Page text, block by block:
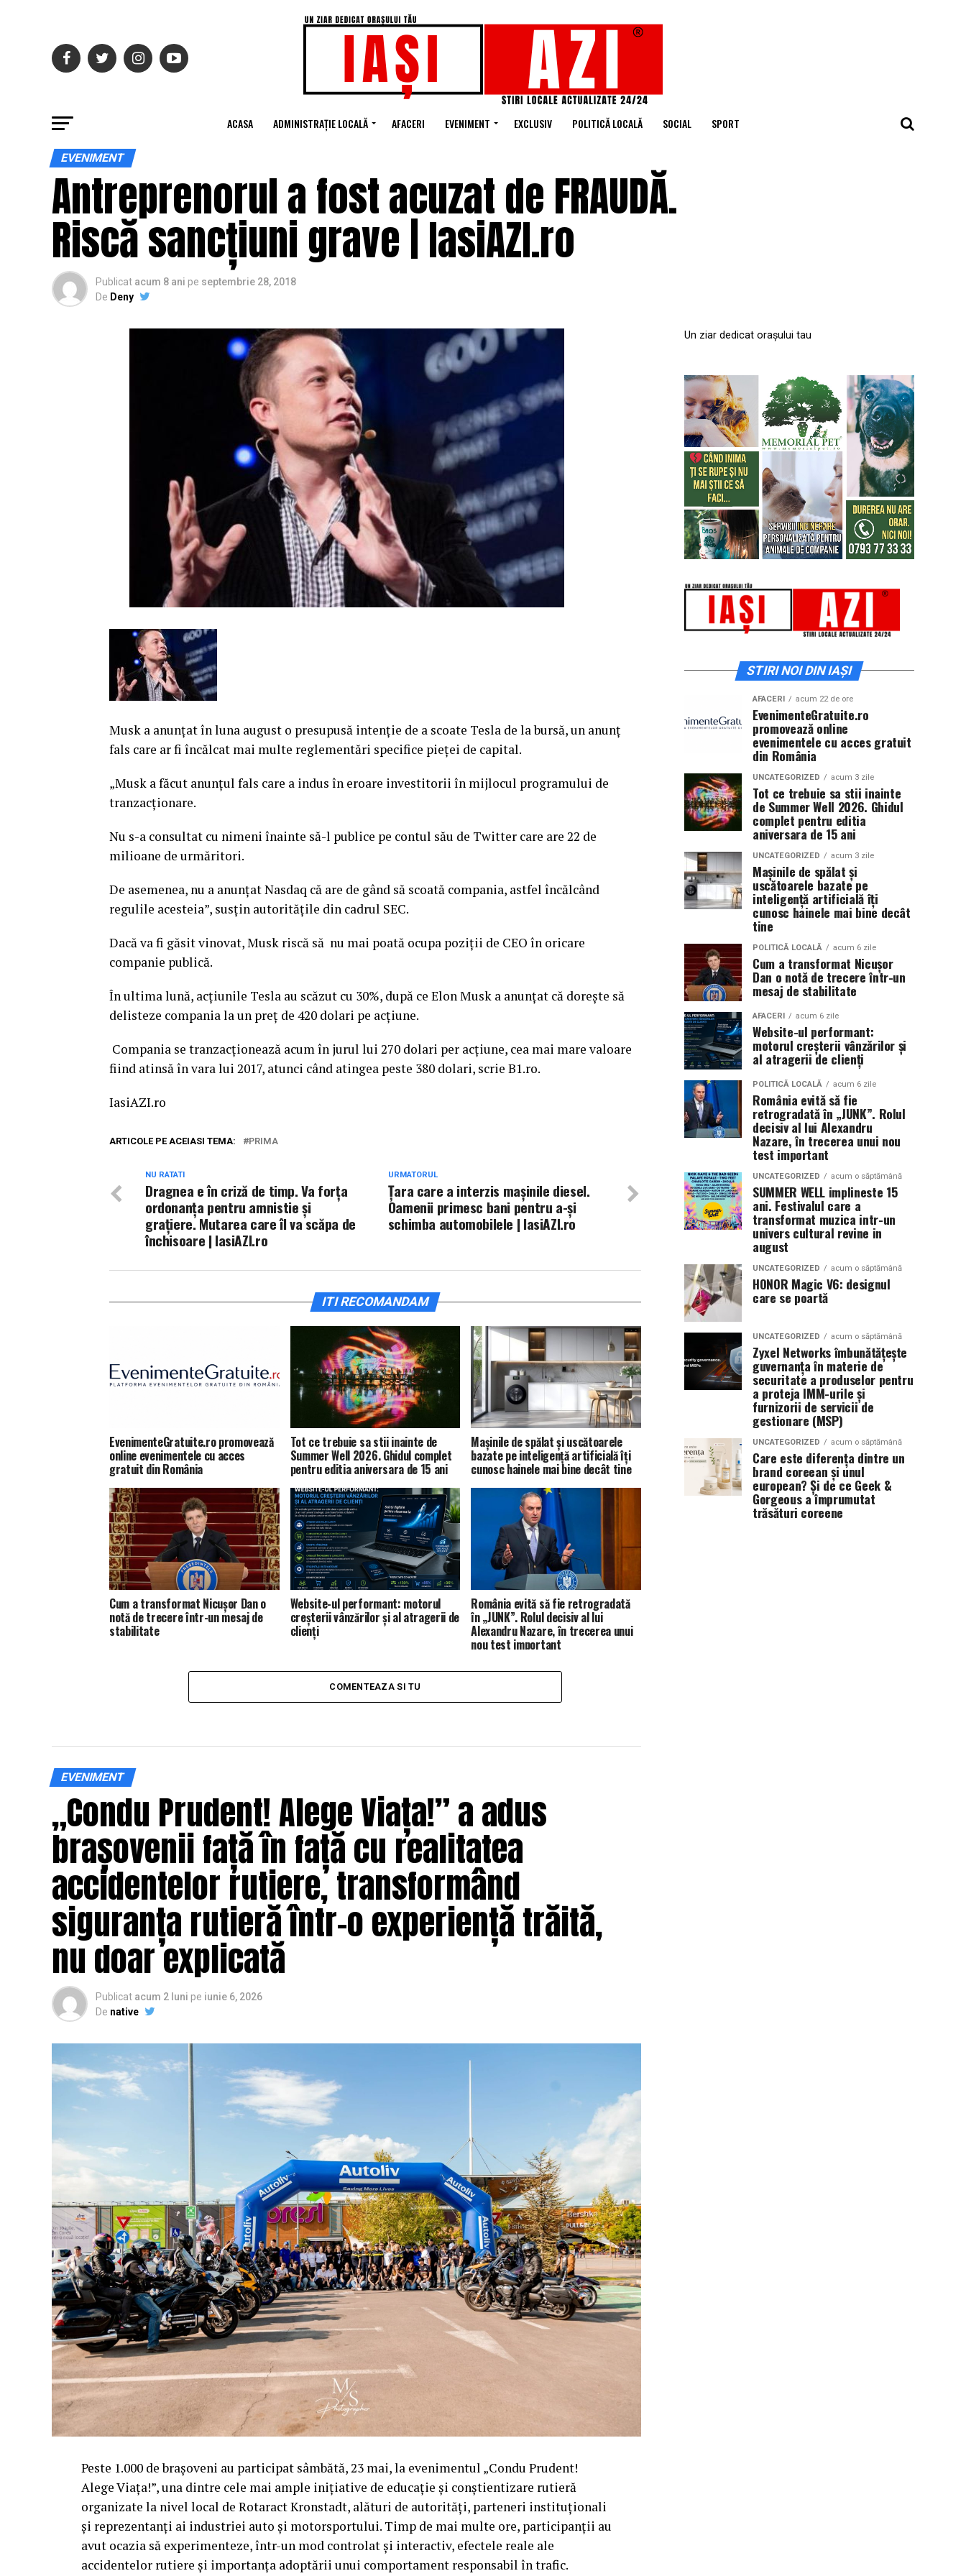
ACASA ADMINISTRAȚIE LOCALĂ AFACERI EVENIMENT EXCLUSIV POLITICĂ LOCALĂ SOCIAL SPORT
EVENIMENT
Antreprenorul a fost acuzat de FRAUDĂ.
Riscă sancțiuni grave | IasiAZI.ro
Publicat acum 8 ani pe septembrie 28, 2018
De Deny
Musk a anunţat în luna august o presupusă intenţie de a scoate Tesla de la bursă, un anunţ
fals care ar fi încălcat mai multe reglementări specifice pieţei de capital.
„Musk a făcut anunţul fals care a indus în eroare investitorii în mijlocul programului de
tranzacţionare.
Nu s-a consultat cu nimeni înainte să-l publice pe contul său de Twitter care are 22 de
milioane de urmăritori.
De asemenea, nu a anunţat Nasdaq că are de gând să scoată compania, astfel încălcând
regulile acesteia”, susţin autorităţile din cadrul SEC.
Dacă va fi găsit vinovat, Musk riscă să nu mai poată ocupa poziţii de CEO în oricare
companie publică.
În ultima lună, acţiunile Tesla au scăzut cu 30%, după ce Elon Musk a anunţat că doreşte să
delisteze compania la un preţ de 420 dolari pe acţiune.
Compania se tranzacţionează acum în jurul lui 270 dolari per acţiune, cea mai mare valoare
fiind atinsă în vara lui 2017, atunci când atingea peste 380 dolari, scrie B1.ro.
IasiAZI.ro
ARTICOLE PE ACEIASI TEMA: PRIMA
URMATORUL
Ţara care a interzis maşinile diesel.
Oamenii primesc bani pentru a-şi
schimba automobilele | IasiAZI.ro
NU RATATI
Dragnea e în criză de timp. Va forţa
ordonanța pentru amnistie și
grațiere. Mutarea care îl va scăpa de
închisoare | IasiAZI.ro
ITI RECOMANDAM
EvenimenteGratuite.ro promovează
online evenimentele cu acces
gratuit din România
Tot ce trebuie sa stii inainte de
Summer Well 2026. Ghidul complet
pentru editia aniversara de 15 ani
Mașinile de spălat și uscătoarele
bazate pe inteligență artificială îți
cunosc hainele mai bine decât tine
Cum a transformat Nicușor Dan o
notă de trecere într-un mesaj de
stabilitate
Website-ul performant: motorul
creșterii vânzărilor și al atragerii de
clienți
România evită să fie retrogradată
în „JUNK”. Rolul decisiv al lui
Alexandru Nazare, în trecerea unui
nou test important
COMENTEAZA SI TU
EVENIMENT
„Condu Prudent! Alege Viața!” a adus
brașovenii față în față cu realitatea
accidentelor rutiere, transformând
siguranța rutieră într-o experiență trăită,
nu doar explicată
Publicat acum 2 luni pe iunie 6, 2026
De native
Peste 1.000 de brașoveni au participat sâmbătă, 23 mai, la evenimentul „Condu Prudent!
Alege Viața!”, una dintre cele mai ample inițiative de educație și conștientizare rutieră
organizate la nivel local de Rotaract Kronstadt, alături de autorități, parteneri instituționali
și reprezentanți ai industriei auto și motorsportului. Timp de mai multe ore, participanții au
avut ocazia să experimenteze, într-un mod controlat și interactiv, efectele reale ale
accidentelor rutiere și importanța adoptării unui comportament responsabil în trafic.
Un ziar dedicat orașului tau
STIRI NOI DIN IAȘI
AFACERI acum 22 de ore
EvenimenteGratuite.ro
promovează online
evenimentele cu acces gratuit
din România
UNCATEGORIZED acum 3 zile
Tot ce trebuie sa stii inainte
de Summer Well 2026. Ghidul
complet pentru editia
aniversara de 15 ani
UNCATEGORIZED acum 3 zile
Mașinile de spălat și
uscătoarele bazate pe
inteligență artificială îți
cunosc hainele mai bine decât
tine
POLITICĂ LOCALĂ acum 6 zile
Cum a transformat Nicușor
Dan o notă de trecere într-un
mesaj de stabilitate
AFACERI acum 6 zile
Website-ul performant:
motorul creșterii vânzărilor și
al atragerii de clienți
POLITICĂ LOCALĂ acum 6 zile
România evită să fie
retrogradată în „JUNK”. Rolul
decisiv al lui Alexandru
Nazare, în trecerea unui nou
test important
UNCATEGORIZED acum o săptămână
SUMMER WELL implineste 15
ani. Festivalul care a
transformat muzica intr-un
univers cultural revine in
august
UNCATEGORIZED acum o săptămână
HONOR Magic V6: designul
care se poartă
UNCATEGORIZED acum o săptămână
Zyxel Networks îmbunătățește
guvernanța în materie de
securitate a produselor pentru
a proteja IMM-urile și
furnizorii de servicii de
gestionare (MSP)
UNCATEGORIZED acum o săptămână
Care este diferența dintre un
brand coreean și unul
european? Și de ce Geek &
Gorgeous a împrumutat
trăsături coreene